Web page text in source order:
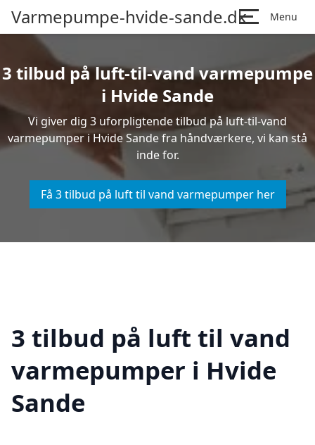
Varmepumpe-hvide-sande.dk Menu
3 tilbud på luft-til-vand varmepumpe
i Hvide Sande
Vi giver dig 3 uforpligtende tilbud på luft-til-vand
varmepumper i Hvide Sande fra håndværkere, vi kan stå
inde for.
Få 3 tilbud på luft til vand varmepumper her
3 tilbud på luft til vand
varmepumper i Hvide
Sande